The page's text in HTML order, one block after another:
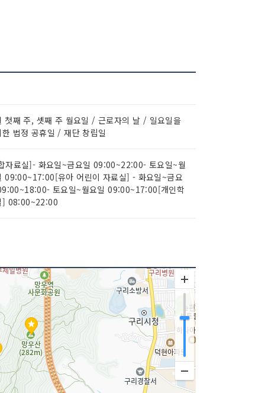
첫째 주, 셋째 주 월요일 / 근로자의 날 / 일요일을
한 법정 공휴일 / 재단 창립일
자료실]- 화요일~금요일 09:00~22:00- 토요일~월
09:00~17:00[유아 어린이 자료실] - 화요일~금요
토요일~월요일 09:00~17:00[개인학
] 08:00~22:00